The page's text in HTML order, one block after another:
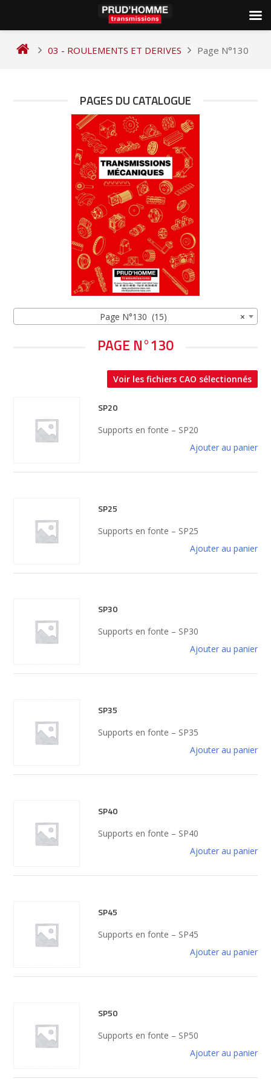
03 - ROULEMENTS ET DERIVES Page N°130
PAGES DU CATALOGUE
×
Page N°130 (15)
PAGE N°130
Voir les fichiers CAO sélectionnés
SP20
Supports en fonte – SP20
Ajouter au panier
SP25
Supports en fonte – SP25
Ajouter au panier
SP30
Supports en fonte – SP30
Ajouter au panier
SP35
Supports en fonte – SP35
Ajouter au panier
SP40
Supports en fonte – SP40
Ajouter au panier
SP45
Supports en fonte – SP45
Ajouter au panier
SP50
Supports en fonte – SP50
Ajouter au panier